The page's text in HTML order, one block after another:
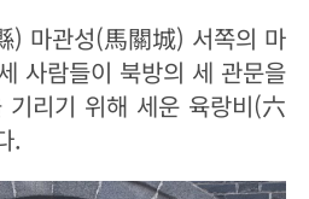
) 마관성(馬關城) 서쪽의 마
사람들이 북방의 세 관문을
기리기 위해 세운 육랑비(六
.